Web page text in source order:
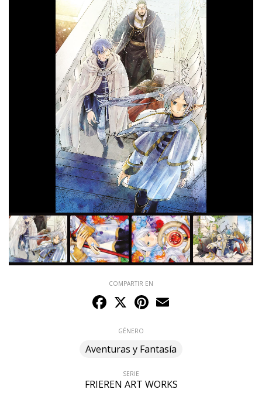
COMPARTIR EN
Facebook
X Pinterest
GÉNERO
Aventuras y Fantasía
SERIE
FRIEREN ART WORKS